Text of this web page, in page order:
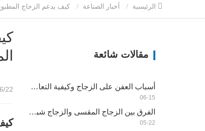
أخبار الصناعة
17:11
مقالات شائعة
أسباب العفن على الزجاج وكيفية التعامل معها
06-15
الفرق بين الزجاج المقسى والزجاج شبه المقسى
05-22